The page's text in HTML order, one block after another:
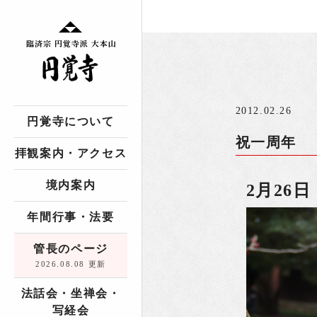
円覚寺について
拝観案内・アクセス
境内案内
年間行事・法要
管長のページ
2026.08.08 更新
法話会・坐禅会・
写経会
2012.02.26
祝一周年
2月26日